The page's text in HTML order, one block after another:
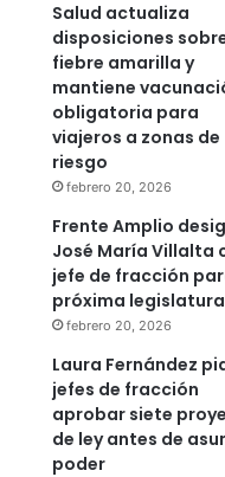
Salud actualiza
disposiciones
fiebre amarilla y
mantiene
obligatoria para
viajeros a zonas de
riesgo
febrero 20, 2026
Frente Amplio
José María Villalta
jefe de fracción
próxima legislatura
febrero 20, 2026
Laura Fernández
jefes de fracción
aprobar siete
de ley antes de
poder